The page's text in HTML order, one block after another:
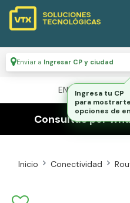
Enviar a Ingresar CP y ciudad
ENVÍO GRATIS A
Consultas por
Inicio Conectividad
Ingresa tu CP
para
opciones de